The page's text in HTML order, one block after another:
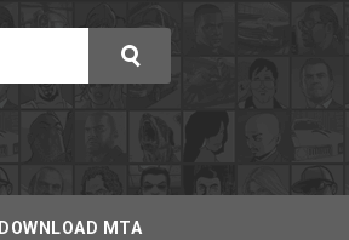
DOWNLOAD MTA